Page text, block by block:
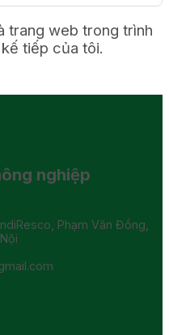
trang web trong trình
tiếp của tôi.
nghiệp
Phạm Văn Đồng,